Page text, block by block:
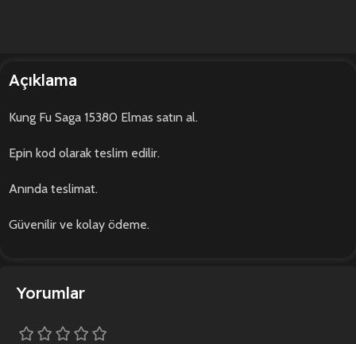
Açıklama
Kung Fu Saga 15380 Elmas satın al.
Epin kod olarak teslim edilir.
Anında teslimat.
Güvenilir ve kolay ödeme.
Yorumlar